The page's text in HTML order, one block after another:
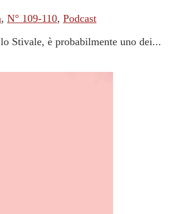
, N° 109-110, Podcast
Stivale, è probabilmente uno dei...